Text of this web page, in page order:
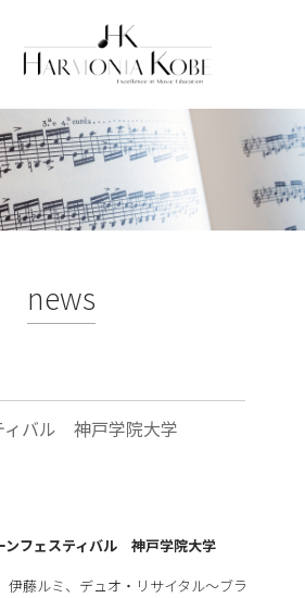
news
ィバル 神戸学院大学
ンフェスティバル 神戸学院大学
伊藤ルミ、デュオ・リサイタル～ブラ